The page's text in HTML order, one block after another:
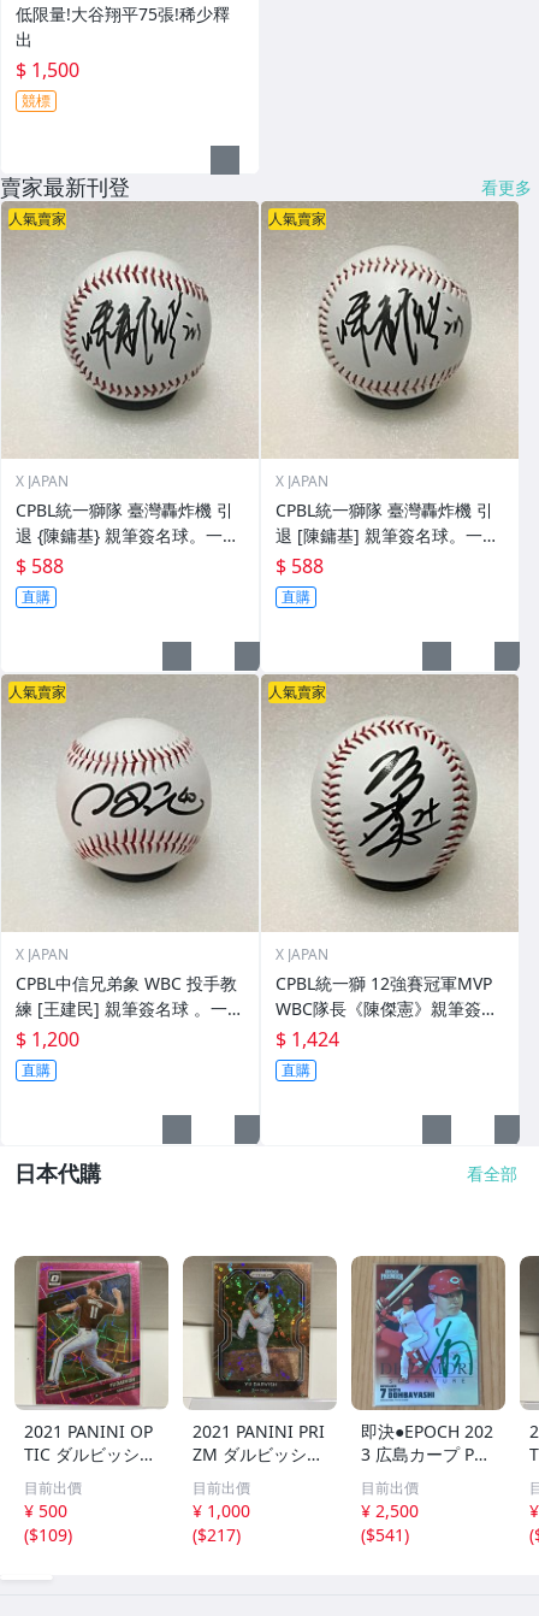
低限量!大谷翔平75張!稀少釋
出
$ 1,500
競標
賣家最新刊登 看更多
人氣賣家
X JAPAN
CPBL統一獅隊 臺灣轟炸機 引
退 {陳鏞基} 親筆簽名球。一般
空白簽名棒球上.1
$ 588
直購
人氣賣家
X JAPAN
CPBL統一獅隊 臺灣轟炸機 引
退 [陳鏞基] 親筆簽名球。一般
空白簽名棒球上.0
$ 588
直購
人氣賣家
X JAPAN
CPBL中信兄弟象 WBC 投手教
練 [王建民] 親筆簽名球 。一般
空白簽名棒球上.1
$ 1,200
直購
人氣賣家
X JAPAN
CPBL統一獅 12強賽冠軍MVP
WBC隊長《陳傑憲》親筆簽名
球。一般空白簽名棒球上.1
$ 1,424
直購
日本代購 看全部
2021 PANINI OP
TIC ダルビッシュ
有 249枚限定
シリアルカード
パドレス
目前出價
¥ 500
($109)
2021 PANINI PRI
ZM ダルビッシュ
有 40枚限定
シリアルカード
パドレス
目前出價
¥ 1,000
($217)
即決●EPOCH 202
3 広島カープ PRE
MIER EDITION
堂林翔太 /5枚限
定 デコモリ緑箔
サインカード #D
目前出價
¥ 2,500
($541)
(